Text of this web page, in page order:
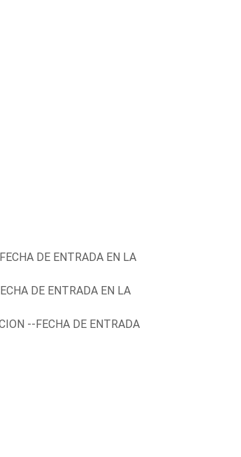
DE ENTRADA EN LA
DE ENTRADA EN LA
--FECHA DE ENTRADA